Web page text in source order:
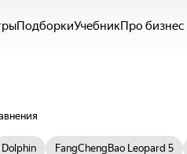
ПодборкиУчебникПро бизнес
Dolphin FangChengBao Leopard 5